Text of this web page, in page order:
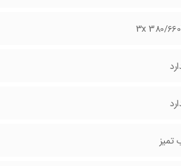
3x 380/
تمیز